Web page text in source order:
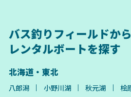
バス釣りフィールドから
レンタルボートを探す
北海道・東北
八郎潟 小野川湖 秋元湖 桧